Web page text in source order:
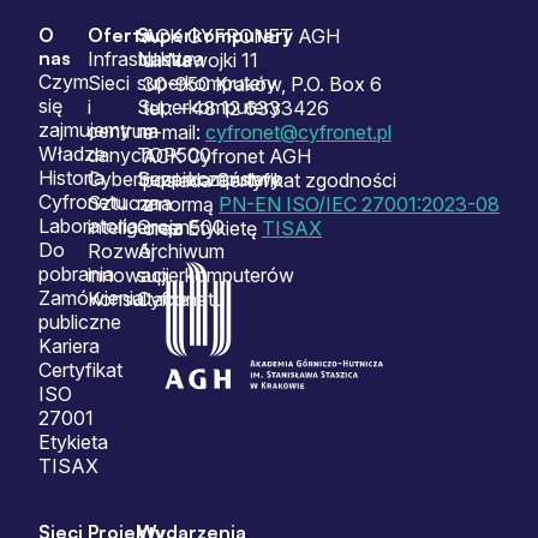
Sitemap
O
nas
Czym
się
zajmujemy
Władze
Historia
Cyfronetu
Laboratoria
Do
pobrania
Zamówienia
publiczne
Kariera
Certyfikat
ISO
27001
Etykieta
TISAX
Oferta
Infrastruktura
Sieci
i
centrum
danych
Cyberbezpieczeństwo
Sztuczna
inteligencja
Rozwój
innowacji
Konsultacje
Superkomputery
Nasze
superkomputery
Superkomputery
na
TOP500
Superkomputery
na
Green500
Archiwum
superkomputerów
Cyfronetu
Sieci ProjektyWydarzenia
ACK CYFRONET AGH
ul. Nawojki 11
30-950 Kraków, P.O. Box 6
tel.: +48 12 6333426
e-mail: cyfronet@cyfronet.pl
ACK Cyfronet AGH
posiada Certyfikat zgodności
z normą PN-EN ISO/IEC 27001:2023-08
oraz Etykietę TISAX